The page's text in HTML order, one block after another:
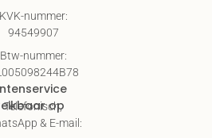
KVK-nummer:
94549907
Btw-nummer:
op
Telefonisch,
& E-mail: